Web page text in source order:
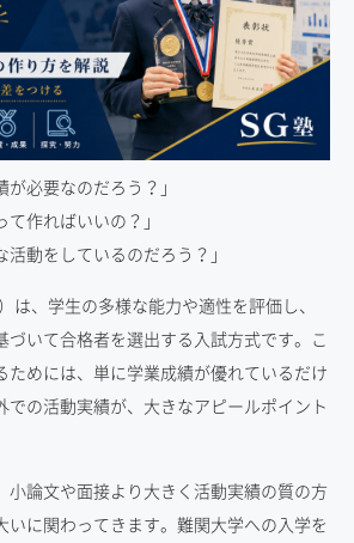
が必要なのだろう？」
て作ればいいの？」
活動をしているのだろう？」
は、学生の多様な能力や適性を評価し、
づいて合格者を選出する入試方式です。こ
ためには、単に学業成績が優れているだけ
での活動実績が、大きなアピールポイント
小論文や面接より大きく活動実績の質の方
いに関わってきます。難関大学への入学を